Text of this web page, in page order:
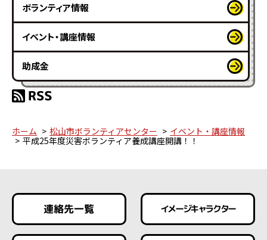
ボランティア情報
イベント・講座情報
助成金
ホーム 松山市ボランティアセンター
イベント・講座情報
平成25年度災害ボランティア養成講座開講！！
連絡先一覧 イメージキャラクター